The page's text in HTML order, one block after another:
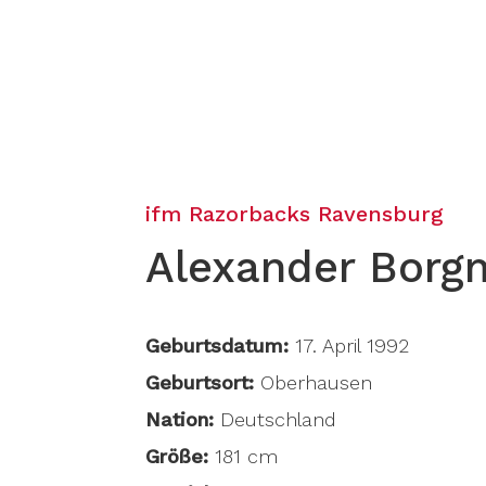
ifm Razorbacks Ravensburg
Alexander
Geburtsdatum:17. April 1992
Geburtsort: Oberhausen
Nation: Deutschland
Größe: 181 cm